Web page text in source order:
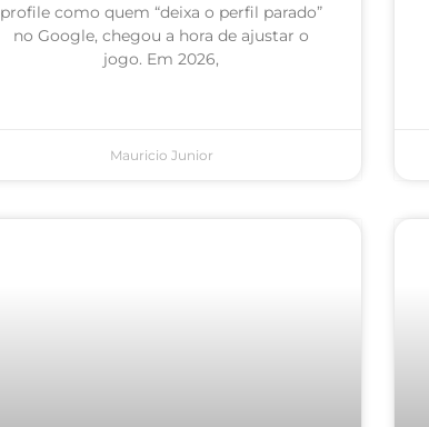
profile como quem “deixa o perfil parado”
no Google, chegou a hora de ajustar o
jogo. Em 2026,
Mauricio Junior